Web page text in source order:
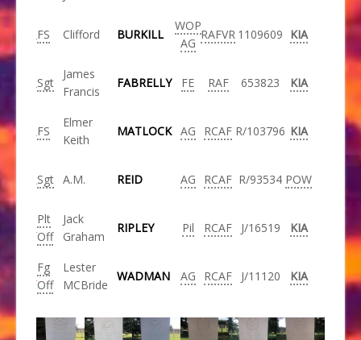
FS Clifford BURKILL
WOP
AG
RAFVR 1109609 KIA
Sgt
James
Francis
FABRELLY FE RAF 653823 KIA
FS
Elmer
Keith
MATLOCK AG RCAF R/103796 KIA
Sgt A.M. REID AG RCAF R/93534 POW
Plt
Off
Jack
Graham
RIPLEY Pil RCAF J/16519 KIA
Fg
Off
Lester
MCBride
WADMAN AG RCAF J/11120 KIA